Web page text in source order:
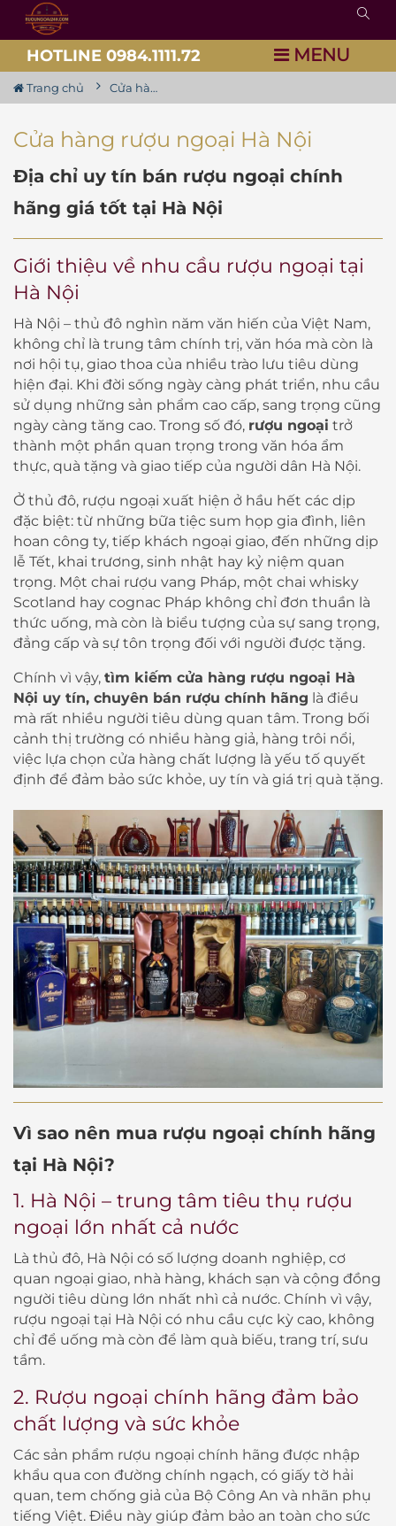
HOTLINE 0984.1111.72 MENU
Trang chủ Cửa hàng Rượu ngoại Hà Nội
Cửa hàng rượu ngoại Hà Nội
Địa chỉ uy tín bán rượu ngoại chính
hãng giá tốt tại Hà Nội
Giới thiệu về nhu cầu rượu ngoại tại
Hà Nội
Hà Nội – thủ đô nghìn năm văn hiến của Việt Nam,
không chỉ là trung tâm chính trị, văn hóa mà còn là
nơi hội tụ, giao thoa của nhiều trào lưu tiêu dùng
hiện đại. Khi đời sống ngày càng phát triển, nhu cầu
sử dụng những sản phẩm cao cấp, sang trọng cũng
ngày càng tăng cao. Trong số đó, rượu ngoại trở
thành một phần quan trọng trong văn hóa ẩm
thực, quà tặng và giao tiếp của người dân Hà Nội.
Ở thủ đô, rượu ngoại xuất hiện ở hầu hết các dịp
đặc biệt: từ những bữa tiệc sum họp gia đình, liên
hoan công ty, tiếp khách ngoại giao, đến những dịp
lễ Tết, khai trương, sinh nhật hay kỷ niệm quan
trọng. Một chai rượu vang Pháp, một chai whisky
Scotland hay cognac Pháp không chỉ đơn thuần là
thức uống, mà còn là biểu tượng của sự sang trọng,
đẳng cấp và sự tôn trọng đối với người được tặng.
Chính vì vậy, tìm kiếm cửa hàng rượu ngoại Hà
Nội uy tín, chuyên bán rượu chính hãng là điều
mà rất nhiều người tiêu dùng quan tâm. Trong bối
cảnh thị trường có nhiều hàng giả, hàng trôi nổi,
việc lựa chọn cửa hàng chất lượng là yếu tố quyết
định để đảm bảo sức khỏe, uy tín và giá trị quà tặng.
Vì sao nên mua rượu ngoại chính hãng
tại Hà Nội?
1. Hà Nội – trung tâm tiêu thụ rượu
ngoại lớn nhất cả nước
Là thủ đô, Hà Nội có số lượng doanh nghiệp, cơ
quan ngoại giao, nhà hàng, khách sạn và cộng đồng
người tiêu dùng lớn nhất nhì cả nước. Chính vì vậy,
rượu ngoại tại Hà Nội có nhu cầu cực kỳ cao, không
chỉ để uống mà còn để làm quà biếu, trang trí, sưu
tầm.
2. Rượu ngoại chính hãng đảm bảo
chất lượng và sức khỏe
Các sản phẩm rượu ngoại chính hãng được nhập
khẩu qua con đường chính ngạch, có giấy tờ hải
quan, tem chống giả của Bộ Công An và nhãn phụ
tiếng Việt. Điều này giúp đảm bảo an toàn cho sức